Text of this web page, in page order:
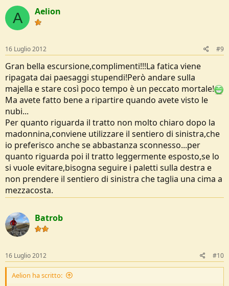
c
t
i
o
s
:
A Aelion
16 Luglio 2012 #9
Gran bella escursione,complimenti!!!La fatica viene
ripagata dai paesaggi stupendi!Però andare sulla
majella e stare così poco tempo è un peccato mortale!
Ma avete fatto bene a ripartire quando avete visto le
nubi...
Per quanto riguarda il tratto non molto chiaro dopo la
madonnina,conviene utilizzare il sentiero di sinistra,che
io preferisco anche se abbastanza sconnesso...per
quanto riguarda poi il tratto leggermente esposto,se lo
si vuole evitare,bisogna seguire i paletti sulla destra e
non prendere il sentiero di sinistra che taglia una cima a
mezzacosta.
Batrob
16 Luglio 2012 #10
Aelion ha scritto: